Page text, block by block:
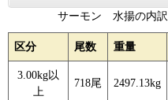
サーモン 水揚の内訳
区分 尾数 重量
3.00kg以
上
718尾 2497.13kg